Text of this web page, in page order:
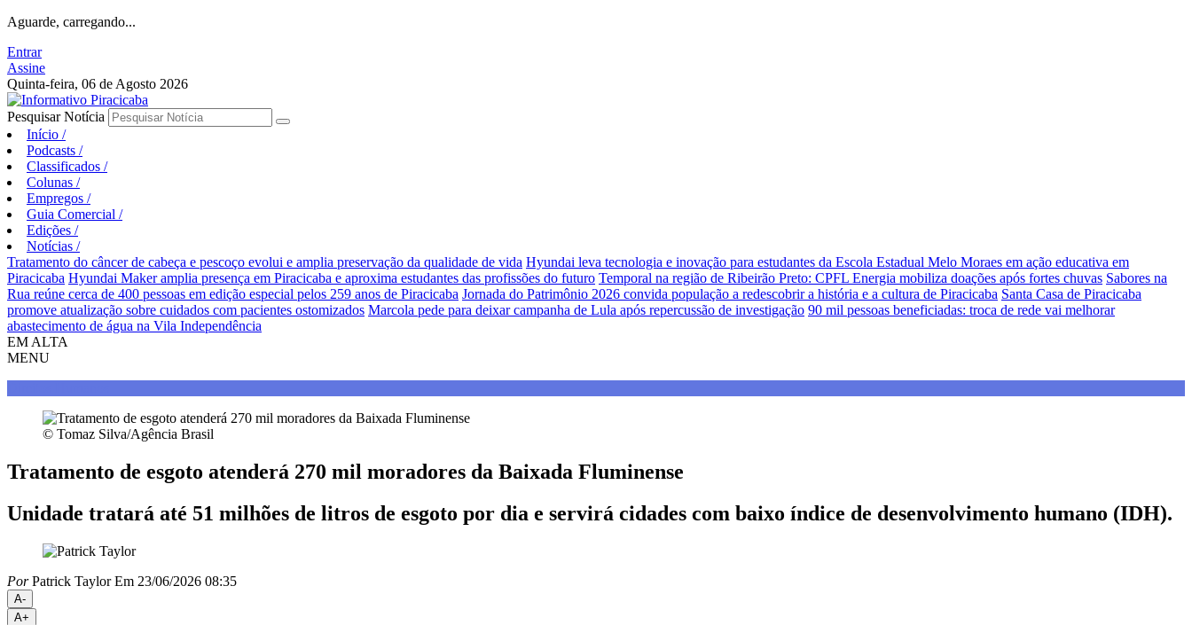
Aguarde, carregando...
Entrar
Assine
Quinta-feira, 06 de Agosto 2026
Pesquisar Notícia
Início /
Podcasts /
Classificados /
Colunas /
Empregos /
Guia Comercial /
Edições /
Notícias /
Tratamento do câncer de cabeça e pescoço evolui e amplia preservação da qualidade de vida Hyundai leva tecnologia e inovação para estudantes da Escola Estadual Melo Moraes em ação educativa em
Piracicaba Hyundai Maker amplia presença em Piracicaba e aproxima estudantes das profissões do futuro Temporal na região de Ribeirão Preto: CPFL Energia mobiliza doações após fortes chuvas Sabores na
Rua reúne cerca de 400 pessoas em edição especial pelos 259 anos de Piracicaba Jornada do Patrimônio 2026 convida população a redescobrir a história e a cultura de Piracicaba Santa Casa de Piracicaba
promove atualização sobre cuidados com pacientes ostomizados Marcola pede para deixar campanha de Lula após repercussão de investigação 90 mil pessoas beneficiadas: troca de rede vai melhorar
abastecimento de água na Vila Independência
EM ALTA
MENU
© Tomaz Silva/Agência Brasil
Tratamento de esgoto atenderá 270 mil moradores da Baixada Fluminense
Unidade tratará até 51 milhões de litros de esgoto por dia e servirá cidades com baixo índice de desenvolvimento humano (IDH).
PorPatrick Taylor Em 23/06/2026 08:35
A-
A+